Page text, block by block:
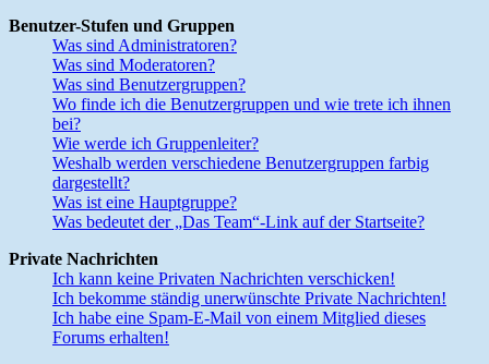
Benutzer-Stufen und Gruppen
Was sind Administratoren?
Was sind Moderatoren?
Was sind Benutzergruppen?
Wo finde ich die Benutzergruppen und wie trete ich ihnen
bei?
Wie werde ich Gruppenleiter?
Weshalb werden verschiedene Benutzergruppen farbig
dargestellt?
Was ist eine Hauptgruppe?
Was bedeutet der „Das Team“-Link auf der Startseite?
Private Nachrichten
Ich kann keine Privaten Nachrichten verschicken!
Ich bekomme ständig unerwünschte Private Nachrichten!
Ich habe eine Spam-E-Mail von einem Mitglied dieses
Forums erhalten!